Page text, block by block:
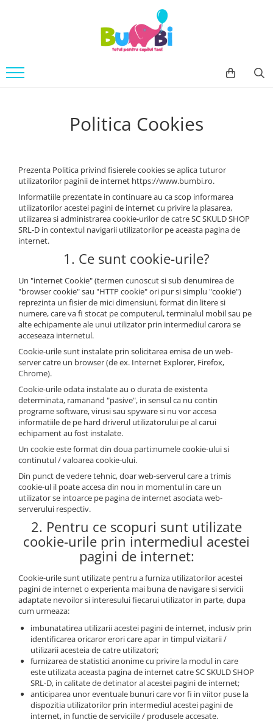
Arte si indemanare
Back To School
Jucarii bebe
Jucarie din plus
Jucarii muzicale
Jucarii pentru Baie
Jucarii de exterior
Jucarii educationale
Jucarii si jocuri exterior
Mingi
Placi pentru inot
Machete auto Diecast
Masinute Radiocomanda
Papusi si accesorii
Trenulete Electrice
Unico Plus
Vehicule
Accesorii
Biciclete fara pedale
Role, patine cu rotile
Trotinete
Accesorii baie
Containere lapte praf
Seturi pentru masa
Sterilizatoare
Igiena si Sanatate
Accesorii igiena
Umidificatoare si purificatoare
Lampi de veghe
Organizatoare
Perne
Body
Politica Cookies
Prezenta Politica privind fisierele cookies se aplica tuturor
utilizatorilor paginii de internet https://www.bumbi.ro.
Informatiile prezentate in continuare au ca scop informarea
utilizatorilor acestei pagini de internet cu privire la plasarea,
utilizarea si administrarea cookie-urilor de catre SC SKULD SHOP
SRL-D in contextul navigarii utilizatorilor pe aceasta pagina de
internet.
1. Ce sunt cookie-urile?
Un "internet Cookie" (termen cunoscut si sub denumirea de
"browser cookie" sau "HTTP cookie" ori pur si simplu "cookie")
reprezinta un fisier de mici dimensiuni, format din litere si
numere, care va fi stocat pe computerul, terminalul mobil sau pe
alte echipamente ale unui utilizator prin intermediul carora se
acceseaza internetul.
Cookie-urile sunt instalate prin solicitarea emisa de un web-
server catre un browser (de ex. Internet Explorer, Firefox,
Chrome).
Cookie-urile odata instalate au o durata de existenta
determinata, ramanand "pasive", in sensul ca nu contin
programe software, virusi sau spyware si nu vor accesa
informatiile de pe hard driverul utilizatorului pe al carui
echipament au fost instalate.
Un cookie este format din doua parti:numele cookie-ului si
continutul / valoarea cookie-ului.
Din punct de vedere tehnic, doar web-serverul care a trimis
cookie-ul il poate accesa din nou in momentul in care un
utilizator se intoarce pe pagina de internet asociata web-
serverului respectiv.
2. Pentru ce scopuri sunt utilizate
cookie-urile prin intermediul acestei
pagini de internet:
Cookie-urile sunt utilizate pentru a furniza utilizatorilor acestei
pagini de internet o experienta mai buna de navigare si servicii
adaptate nevoilor si interesului fiecarui utilizator in parte, dupa
cum urmeaza:
imbunatatirea utilizarii acestei pagini de internet, inclusiv prin
identificarea oricaror erori care apar in timpul vizitarii /
utilizarii acesteia de catre utilizatori;
furnizarea de statistici anonime cu privire la modul in care
este utilizata aceasta pagina de internet catre SC SKULD SHOP
SRL-D, in calitate de detinator al acestei pagini de internet;
anticiparea unor eventuale bunuri care vor fi in viitor puse la
dispozitia utilizatorilor prin intermediul acestei pagini de
internet, in functie de serviciile / produsele accesate.